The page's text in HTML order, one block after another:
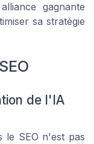
gagnante
sa stratégie
de l'IA
le SEO n'est pas